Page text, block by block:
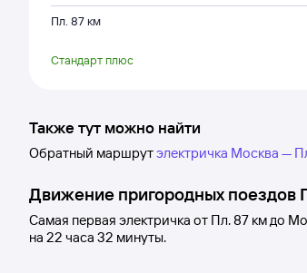
Пл. 87 км
Стандарт плюс
Также тут можно найти
Обратный маршрутэлектричка Москва —
Движение пригородных поездов
Самая первая электричка от Пл. 87 кмдо
на 22 часа 32 минуты.